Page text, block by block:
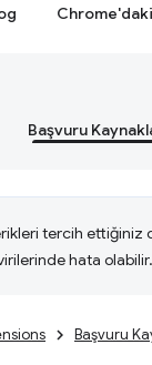
Başvuru
tercih ettiğiniz
hata olabilir.
Başvuru